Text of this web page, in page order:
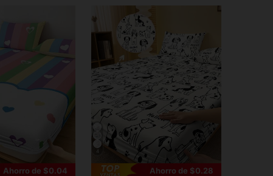
Ahorro de $0.04
4
Ahorro de $0.28